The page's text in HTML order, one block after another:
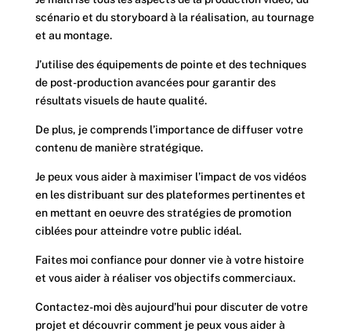
scénario et du storyboard à la réalisation, au tournage
et au montage.
J’utilise des équipements de pointe et des techniques
de post-production avancées pour garantir des
résultats visuels de haute qualité.
De plus, je comprends l’importance de diffuser votre
contenu de manière stratégique.
Je peux vous aider à maximiser l’impact de vos vidéos
en les distribuant sur des plateformes pertinentes et
en mettant en oeuvre des stratégies de promotion
ciblées pour atteindre votre public idéal.
Faites moi confiance pour donner vie à votre histoire
et vous aider à réaliser vos objectifs commerciaux.
Contactez-moi dès aujourd’hui pour discuter de votre
projet et découvrir comment je peux vous aider à